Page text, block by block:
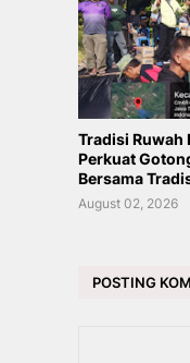
Tradisi Ruwah
Perkuat
Bersama
August 02, 2026
POSTING